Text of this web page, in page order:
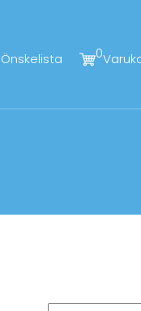
Önskelista 0